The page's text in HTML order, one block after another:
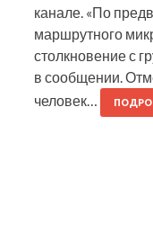
канале. «По
маршрутного
столкновение с
в сообщении.
человек…